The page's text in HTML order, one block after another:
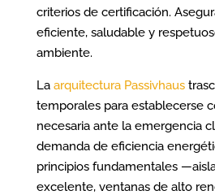
criterios de certificación.
eficiente, saludable y
ambiente.
La arquitectura Passivhaus
temporales para establecerse
necesaria ante la emergencia
demanda de eficiencia
principios fundamentales
excelente, ventanas de alto